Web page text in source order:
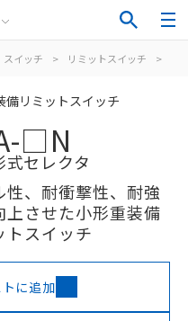
スイッチ > リミットスイッチ >
備リミットスイッチ
□N
式セレクタ
性、耐衝撃性、耐強
上させた小形重装備
トスイッチ
に追加